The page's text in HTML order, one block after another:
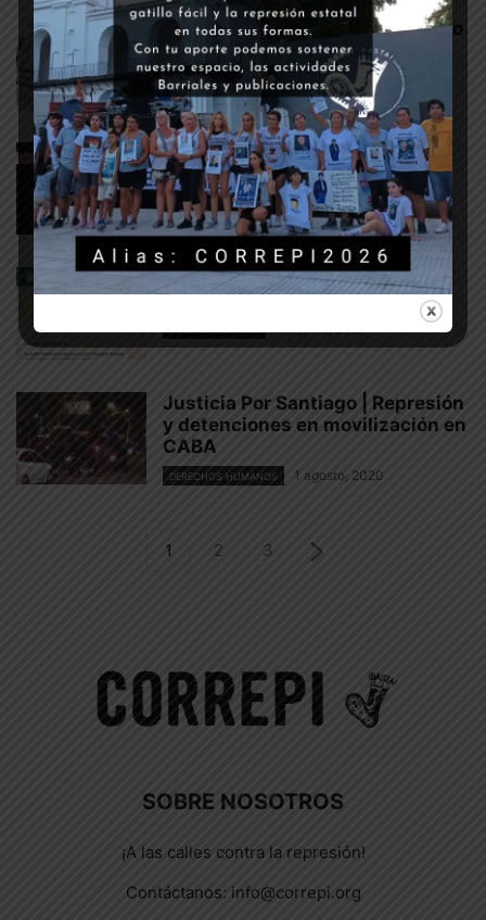
Justicia por Santiago Maldonado
DERECHOS HUMANOS 22 octubre, 2017
A Santiago lo desapareció y lo
mató la gendarmería
¿QUÉ PENSAMOS? 4 agosto, 2021
Repudiamos las amenazas a
Sergio Maldonado
¿QUÉ PENSAMOS? 4 agosto, 2020
Justicia Por Santiago | Represión
y detenciones en movilización en
CABA
DERECHOS HUMANOS 1 agosto, 2020
1 2 3
SOBRE NOSOTROS
¡A las calles contra la represión!
Contáctanos: info@correpi.org